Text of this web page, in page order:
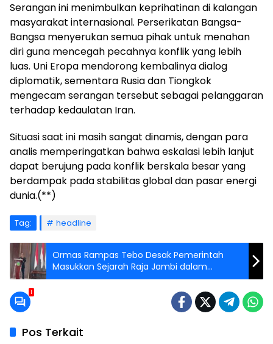
Serangan ini menimbulkan keprihatinan di kalangan
masyarakat internasional. Perserikatan Bangsa-
Bangsa menyerukan semua pihak untuk menahan
diri guna mencegah pecahnya konflik yang lebih
luas. Uni Eropa mendorong kembalinya dialog
diplomatik, sementara Rusia dan Tiongkok
mengecam serangan tersebut sebagai pelanggaran
terhadap kedaulatan Iran.
Situasi saat ini masih sangat dinamis, dengan para
analis memperingatkan bahwa eskalasi lebih lanjut
dapat berujung pada konflik berskala besar yang
berdampak pada stabilitas global dan pasar energi
dunia.(**)
Tag: headline
Ormas Rampas Tebo Desak Pemerintah
Masukkan Sejarah Raja Jambi dalam
Kurikulum
1
Pos Terkait